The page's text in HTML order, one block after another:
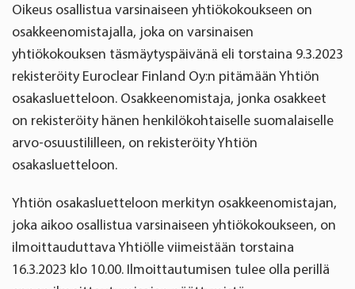
Oikeus osallistua varsinaiseen yhtiökokoukseen on
osakkeenomistajalla, joka on varsinaisen
yhtiökokouksen täsmäytyspäivänä eli torstaina 9.3.2023
rekisteröity Euroclear Finland Oy:n pitämään Yhtiön
osakasluetteloon. Osakkeenomistaja, jonka osakkeet
on rekisteröity hänen henkilökohtaiselle suomalaiselle
arvo-osuustililleen, on rekisteröity Yhtiön
osakasluetteloon.
Yhtiön osakasluetteloon merkityn osakkeenomistajan,
joka aikoo osallistua varsinaiseen yhtiökokoukseen, on
ilmoittauduttava Yhtiölle viimeistään torstaina
16.3.2023 klo 10.00. Ilmoittautumisen tulee olla perillä